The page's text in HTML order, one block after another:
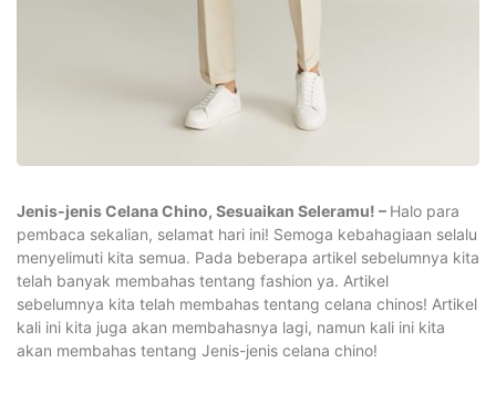
Jenis-jenis Celana Chino, Sesuaikan Seleramu! – Halo para
pembaca sekalian, selamat hari ini! Semoga kebahagiaan selalu
menyelimuti kita semua. Pada beberapa artikel sebelumnya kita
telah banyak membahas tentang fashion ya. Artikel
sebelumnya kita telah membahas tentang celana chinos! Artikel
kali ini kita juga akan membahasnya lagi, namun kali ini kita
akan membahas tentang Jenis-jenis celana chino!